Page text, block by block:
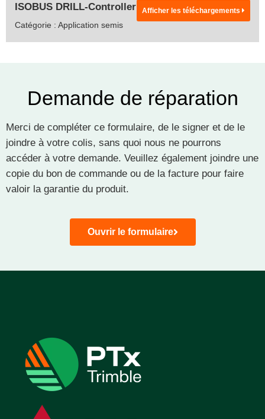
ISOBUS DRILL-Controller Afficher les téléchargements
Catégorie : Application semis
Demande de réparation
Merci de compléter ce formulaire, de le signer et de le
joindre à votre colis, sans quoi nous ne pourrons
accéder à votre demande. Veuillez également joindre une
copie du bon de commande ou de la facture pour faire
valoir la garantie du produit.
Ouvrir le formulaire